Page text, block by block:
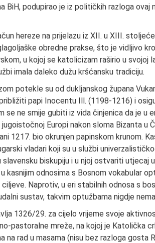
podupirao je iz političkih razloga ovaj
hereze na prijelazu iz XII. u XIII.
obredne prakse, što je vidljivo
u kojoj se katolicizam raširio u svojoj
imala daleko dužu kršćansku tradiciju.
potekle su od dukljanskog župana
papi Inocentu Ill. (1198-1216) i
ne smije gubiti iz vida činjenica da je u
Europi nakon sloma Bizanta u
1217. bio okrunjen papinskom krunom.
vladari koji su u službi
biskupiju i u njoj ostvariti utjecaj
kasnijim odnosima s Bosnom vokabular
Naprotiv, u eri stabilnih odnosa s
sustav, takvim optužbama nigdje
1326/29. za cijelo vrijeme svoje
pastoralne mreže, na kojoj je Katolička
na rad u masama (nisu bez razloga gosta